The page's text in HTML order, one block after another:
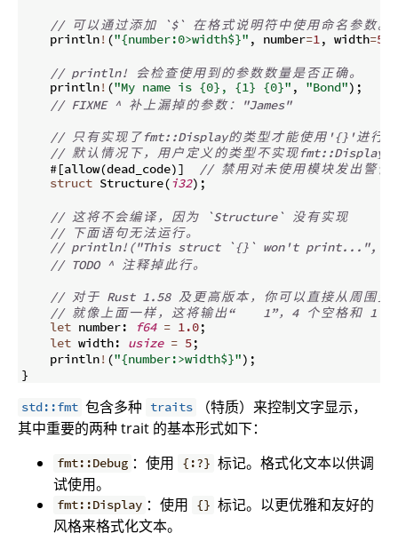
// 可 以通过添加 `$` 在格式 说明符 中 使用 命名参 数。
    println
! ("{number:0>width$}" , number=1, width=5
// println! 会检查 使用到的参 数 数 量是 否正确。
    println
! ("My name is {0}, {1} {0}" , "Bond") ;
// FIXME ^ 补上漏掉的参 数 ：
"James"
// 只 有 实现 了 fmt::Display的类型才能 使用 '{}'进行
// 默 认 情况 下 ， 用户定义的类型不 实现 fmt::Display
    #
[allow(dead_code)] // 禁用对未 使用模块发出 警 告
struct Structure(i32) ;
// 这将不 会编 译 ， 因为 `Structure` 没 有 实现
// 下面 语 句无法运行。
// println!("This struct `{}` won't print...",
// TODO ^ 注释掉此行。
// 对 于 Rust 1.58 及 更高版本 ， 你 可 以直接从 周围
// 就 像上面 一样 ， 这将输出“    1”， 4 个空格和 1
let number: f64 = 1.0;
let width: usize = 5;
    println
! ("{number:>width$}") ;
}
std::fmt 包含多种 traits
（特质）来控制文字显示，
其中重要的两种 trait 的基本形式如下：
fmt::Debug ：使用 {:?} 标记。格式化文本以供调
试使用。
fmt::Display ：使用 {} 标记。以更优雅和友好的
风格来格式化文本。